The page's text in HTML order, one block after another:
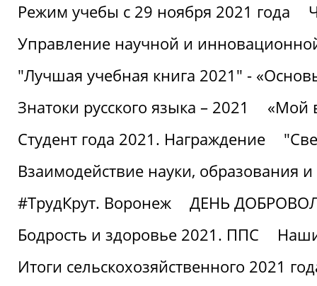
Режим учебы с 29 ноября 2021 года
Управление научной и
"Лучшая учебная книга 2021" -
Знатоки русского языка – 2021
«Мой
Студент года 2021. Награждение
Взаимодействие науки, образования и
#ТрудКрут. Воронеж
ДЕНЬ
Бодрость и здоровье 2021. ППС
Итоги сельскохозяйственного 2021